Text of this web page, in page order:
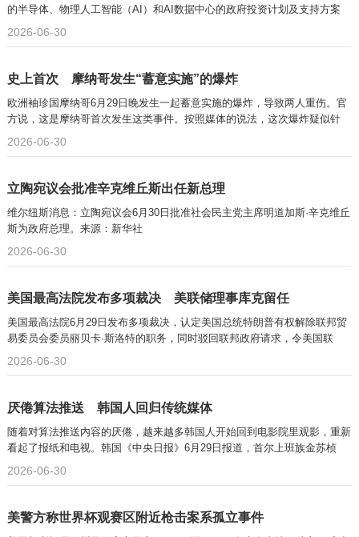
的半导体、物理人工智能（AI）和AI数据中心的政府投资计划及支持方案
2026-06-30
史上首次 摩纳哥发生“蓄意实施”的爆炸
欧洲袖珍国摩纳哥6月29日晚发生一起蓄意实施的爆炸，导致两人重伤。官
方说，这是摩纳哥首次发生这类事件。按照媒体的说法，这次爆炸疑似针
2026-06-30
立陶宛议会批准辛克维丘斯出任新总理
维尔纽斯消息：立陶宛议会6月30日批准社会民主党主席明道加斯·辛克维丘
斯为政府总理。来源：新华社
2026-06-30
美国最高法院发布多项裁决 美联储理事库克留任
美国最高法院6月29日发布多项裁决，认定美国总统特朗普有权解除联邦贸
易委员会委员丽贝卡·斯洛特的职务，同时驳回联邦政府请求，令美国联
2026-06-30
厌倦算法推送 韩国人回归传统媒体
随着对算法推送内容的厌倦，越来越多韩国人开始回到电影院里观影，重新
看起了报纸和电视。韩国《中央日报》6月29日报道，首尔上班族金苏桢
2026-06-30
美警方称世界杯观赛区附近枪击案系孤立事件